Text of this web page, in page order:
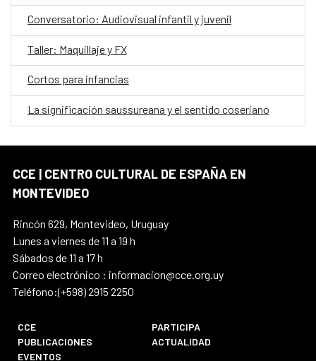
Conversatorio: Audiovisual infantil y juvenil
Taller: Maquillaje y FX
Cortos para infancias
La significación saussureana y el sentido coseriano
CCE | CENTRO CULTURAL DE ESPAÑA EN
MONTEVIDEO
Rincón 629, Montevideo, Uruguay
Lunes a viernes de 11 a 19 h
Sábados de 11 a 17 h
Correo electrónico : informacion@cce.org.uy
Teléfono:(+598) 2915 2250
CCE
PARTICIPA
PUBLICACIONES
ACTUALIDAD
EVENTOS